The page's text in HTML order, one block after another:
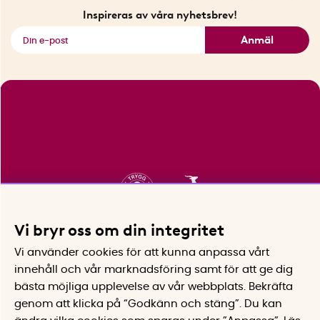
Inspireras av våra nyhetsbrev!
Anmäl
Vi bryr oss om din integritet
Vi använder cookies för att kunna anpassa vårt
innehåll och vår marknadsföring samt för att ge dig
bästa möjliga upplevelse av vår webbplats.
Bekräfta
genom att klicka på “Godkänn och stäng”. Du kan